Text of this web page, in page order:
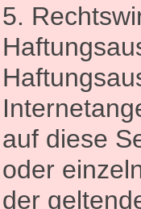
5.
auf diese
oder
der